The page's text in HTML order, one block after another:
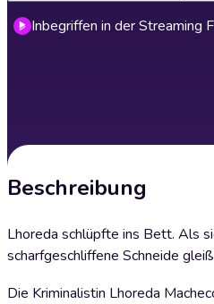
Inbegriffen in der Streaming
Beschreibung
Lhoreda schlüpfte ins Bett. Als
scharfgeschliffene Schneide
Die Kriminalistin Lhoreda